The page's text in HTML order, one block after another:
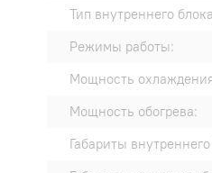
Тип внутреннего
Режимы работы:
Мощность
Мощность обогрева:
Габариты